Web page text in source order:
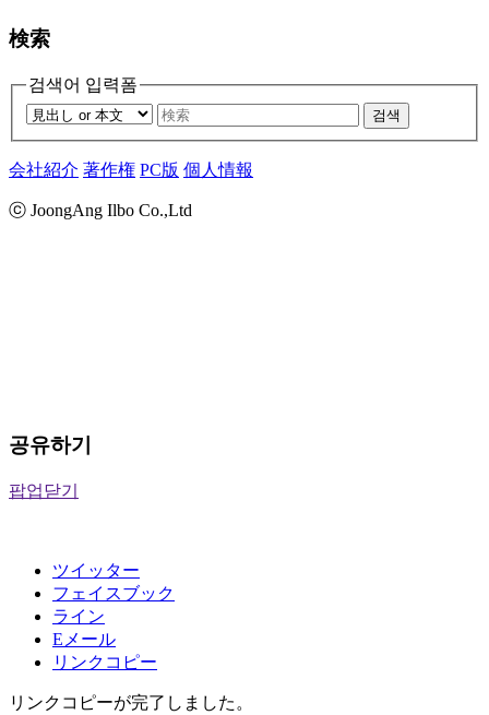
検索
검색어 입력폼
검색
会社紹介 著作権 PC版 個人情報
ⓒ JoongAng Ilbo Co.,Ltd
공유하기
팝업닫기
ツイッター
フェイスブック
ライン
Eメール
リンクコピー
リンクコピーが完了しました。